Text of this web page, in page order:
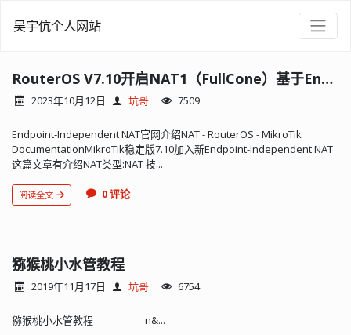
吴宇伉个人网站
RouterOS V7.10开启NAT1（FullCone）基于Endpoint-Independent NAT
2023年10月12日 坑哥 7509
Endpoint-Independent NAT官网介绍NAT - RouterOS - MikroTik
DocumentationMikroTik稳定版7.10加入新Endpoint-Independent NAT
这篇文章有介绍NAT类型:NAT 技...
阅读全文 0 评论
猕猴桃小水管教程
2019年11月17日 坑哥 6754
猕猴桃小水管教程 n&...